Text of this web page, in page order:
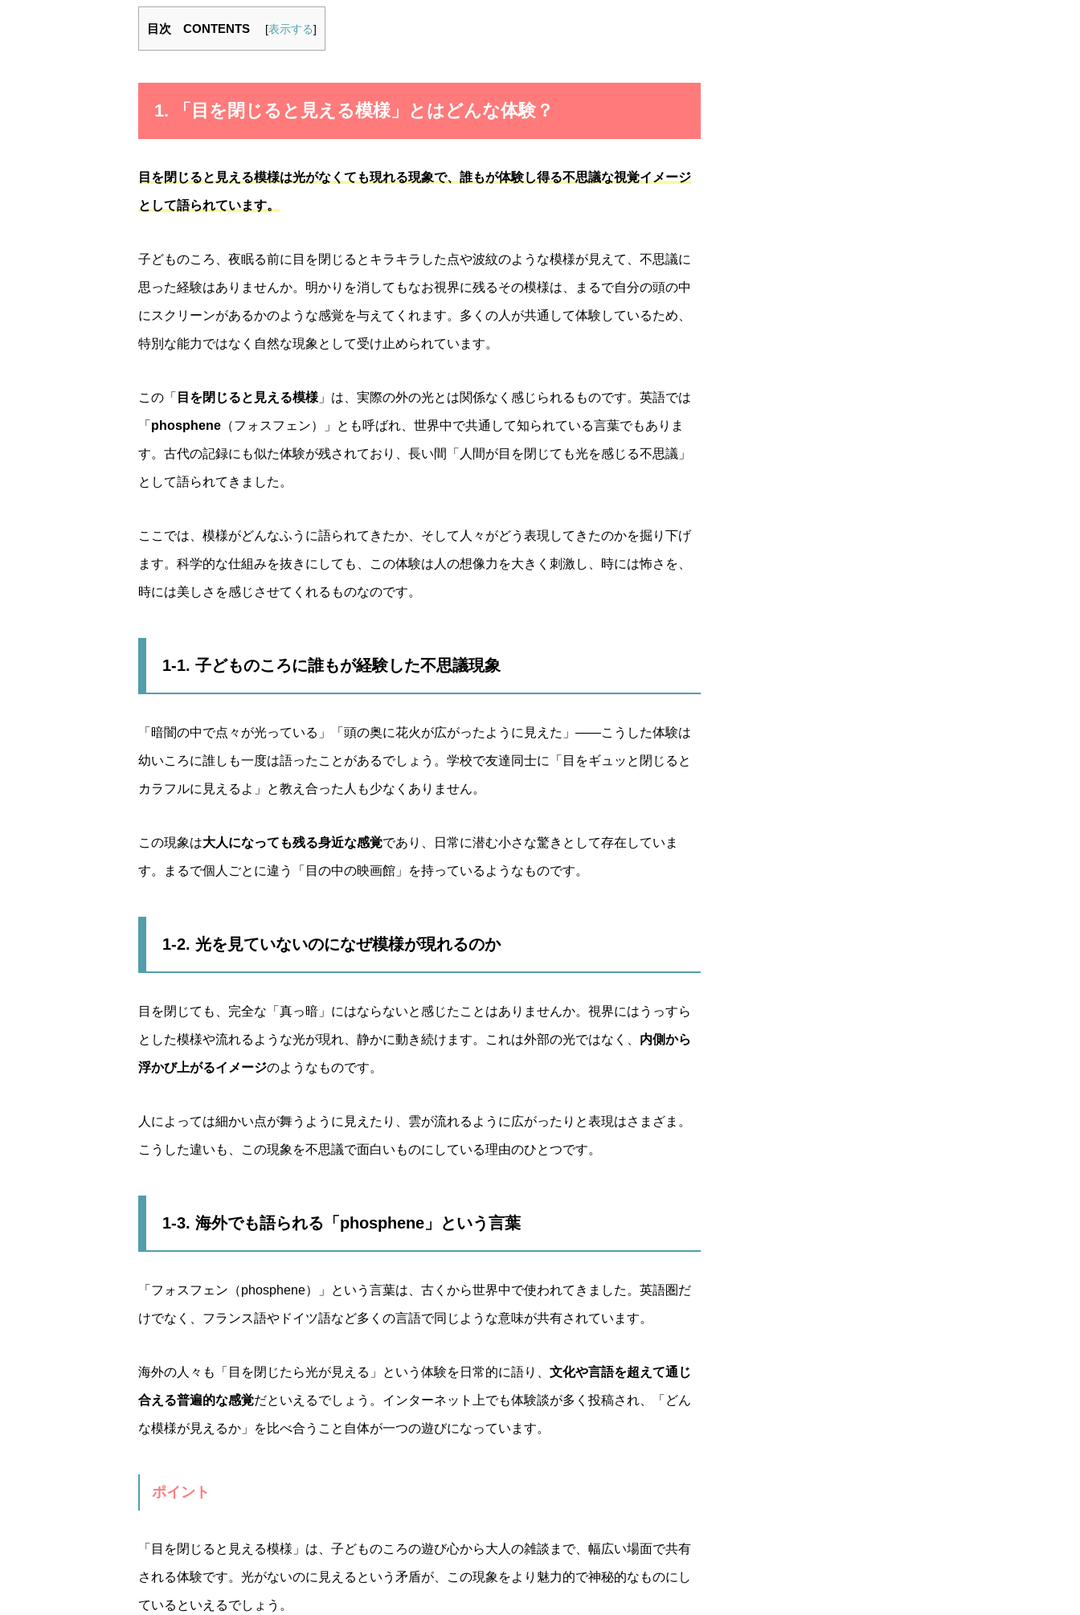
目次 CONTENTS [表示する]
1. 「目を閉じると見える模様」とはどんな体験？
目を閉じると見える模様は光がなくても現れる現象で、誰もが体験し得る不思議な視覚イメージ
として語られています。
子どものころ、夜眠る前に目を閉じるとキラキラした点や波紋のような模様が見えて、不思議に
思った経験はありませんか。明かりを消してもなお視界に残るその模様は、まるで自分の頭の中
にスクリーンがあるかのような感覚を与えてくれます。多くの人が共通して体験しているため、
特別な能力ではなく自然な現象として受け止められています。
この「 目を閉じると見える模様 」は、実際の外の光とは関係なく感じられるものです。英語では
「 phosphene （フォスフェン）」とも呼ばれ、世界中で共通して知られている言葉でもありま
す。古代の記録にも似た体験が残されており、長い間「人間が目を閉じても光を感じる不思議」
として語られてきました。
ここでは、模様がどんなふうに語られてきたか、そして人々がどう表現してきたのかを掘り下げ
ます。科学的な仕組みを抜きにしても、この体験は人の想像力を大きく刺激し、時には怖さを、
時には美しさを感じさせてくれるものなのです。
1-1. 子どものころに誰もが経験した不思議現象
「暗闇の中で点々が光っている」「頭の奥に花火が広がったように見えた」——こうした体験は
幼いころに誰しも一度は語ったことがあるでしょう。学校で友達同士に「目をギュッと閉じると
カラフルに見えるよ」と教え合った人も少なくありません。
この現象は大人になっても残る身近な感覚であり、日常に潜む小さな驚きとして存在していま
す。まるで個人ごとに違う「目の中の映画館」を持っているようなものです。
1-2. 光を見ていないのになぜ模様が現れるのか
目を閉じても、完全な「真っ暗」にはならないと感じたことはありませんか。視界にはうっすら
とした模様や流れるような光が現れ、静かに動き続けます。これは外部の光ではなく、 内側から
浮かび上がるイメージのようなものです。
人によっては細かい点が舞うように見えたり、雲が流れるように広がったりと表現はさまざま。
こうした違いも、この現象を不思議で面白いものにしている理由のひとつです。
1-3. 海外でも語られる「phosphene」という言葉
「フォスフェン（phosphene）」という言葉は、古くから世界中で使われてきました。英語圏だ
けでなく、フランス語やドイツ語など多くの言語で同じような意味が共有されています。
海外の人々も「目を閉じたら光が見える」という体験を日常的に語り、 文化や言語を超えて通じ
合える普遍的な感覚だといえるでしょう。インターネット上でも体験談が多く投稿され、「どん
な模様が見えるか」を比べ合うこと自体が一つの遊びになっています。
ポイント
「目を閉じると見える模様」は、子どものころの遊び心から大人の雑談まで、幅広い場面で共有
される体験です。光がないのに見えるという矛盾が、この現象をより魅力的で神秘的なものにし
ているといえるでしょう。